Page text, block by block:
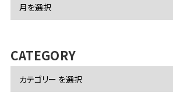
ブ
CATEGORY